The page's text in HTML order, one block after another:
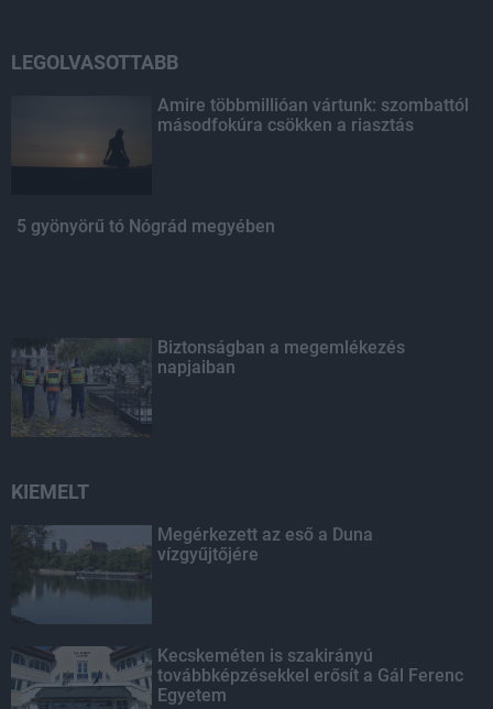
LEGOLVASOTTABB
Amire többmillióan vártunk: szombattól
másodfokúra csökken a riasztás
5 gyönyörű tó Nógrád megyében
Biztonságban a megemlékezés
napjaiban
KIEMELT
Megérkezett az eső a Duna
vízgyűjtőjére
Kecskeméten is szakirányú
továbbképzésekkel erősít a Gál Ferenc
Egyetem